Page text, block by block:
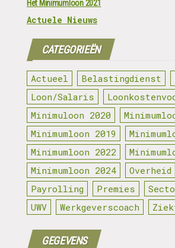
Het Minimumloon 2021
Actuele Nieuws
CATEGORIEËN
Actueel Belastingdienst
Loon/Salaris
Minimuloon 2020
Minimumloon 2019
Minimumloon 2022
Minimumloon 2024
Overheid
Payrolling
Premies
UWV
Werkgeverscoach
GEGEVENS